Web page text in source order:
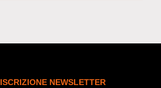
ISCRIZIONE NEWSLETTER